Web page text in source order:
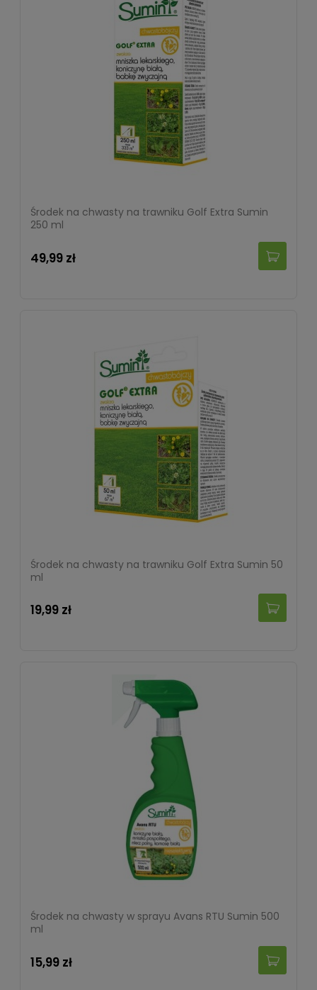
Środek na chwasty na trawniku Golf Extra Sumin
250 ml
49,99 zł
Środek na chwasty na trawniku Golf Extra Sumin 50
ml
19,99 zł
Środek na chwasty w sprayu Avans RTU Sumin 500
ml
15,99 zł